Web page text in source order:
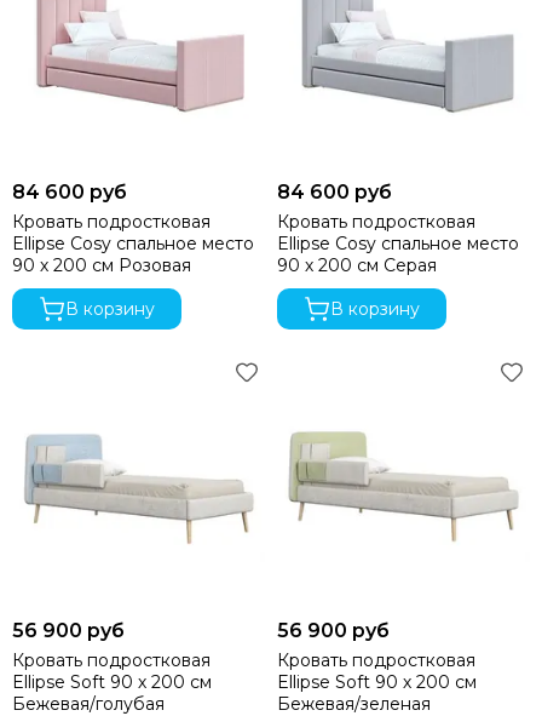
84 600 руб
Кровать подростковая
Ellipse Cosy спальное место
90 х 200 см Розовая
В корзину
84 600 руб
Кровать подростковая
Ellipse Cosy спальное место
90 х 200 см Серая
В корзину
56 900 руб
Кровать подростковая
Ellipse Soft 90 х 200 см
Бежевая/голубая
56 900 руб
Кровать подростковая
Ellipse Soft 90 х 200 см
Бежевая/зеленая